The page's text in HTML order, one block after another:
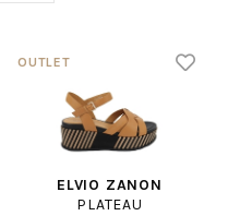
ELVIO ZANON
PLATEAU